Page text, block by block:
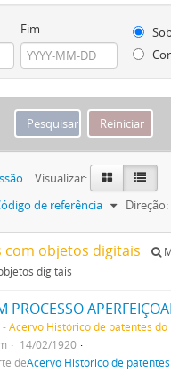
Fim
Visualizar:
de referência Direção:
com objetos digitais
digitais
- Acervo Histórico de patentes do
14/02/1920
deAcervo Histórico de patentes